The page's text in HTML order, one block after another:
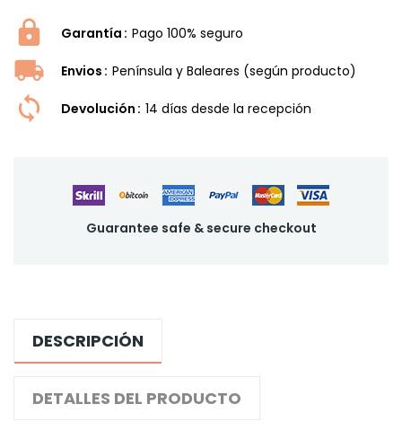
Garantía Pago 100% seguro
Envios Península y Baleares (según producto)
Devolución 14 dí­as desde la recepción
Guarantee safe & secure checkout
DESCRIPCIÓN
DETALLES DEL PRODUCTO